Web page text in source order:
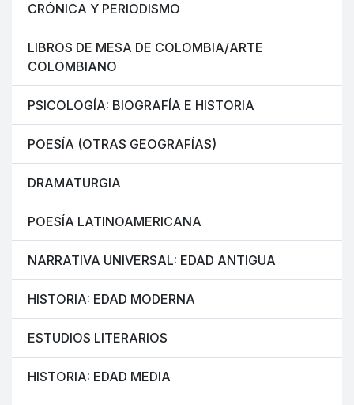
CRÓNICA Y PERIODISMO
LIBROS DE MESA DE COLOMBIA/ARTE
COLOMBIANO
PSICOLOGÍA: BIOGRAFÍA E HISTORIA
POESÍA (OTRAS GEOGRAFÍAS)
DRAMATURGIA
POESÍA LATINOAMERICANA
NARRATIVA UNIVERSAL: EDAD ANTIGUA
HISTORIA: EDAD MODERNA
ESTUDIOS LITERARIOS
HISTORIA: EDAD MEDIA